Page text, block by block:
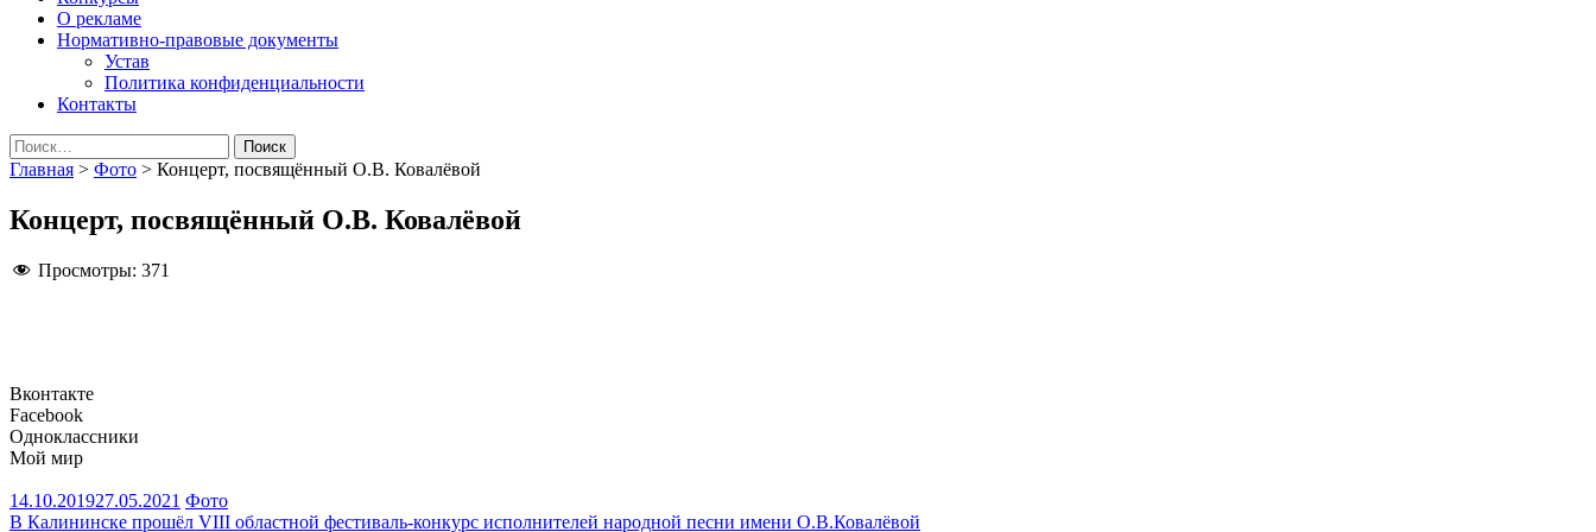
О рекламе
Нормативно-правовые документы
Устав
Политика конфиденциальности
Контакты
Найти:
Главная > Фото > Концерт, посвящённый О.В. Ковалёвой
Концерт, посвящённый О.В. Ковалёвой
Просмотры: 371
Вконтакте
Facebook
Одноклассники
Мой мир
14.10.201927.05.2021 Фото
В Калининске прошёл VIII областной фестиваль-конкурс исполнителей народной песни имени О.В.Ковалёвой